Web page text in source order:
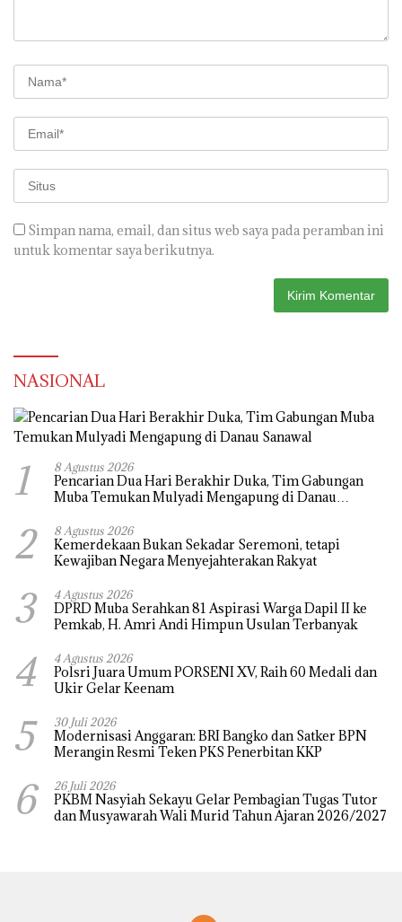
Simpan nama, email, dan situs web saya pada peramban ini
untuk komentar saya berikutnya.
NASIONAL
1 8 Agustus 2026
Pencarian Dua Hari Berakhir Duka, Tim Gabungan
Muba Temukan Mulyadi Mengapung di Danau
2 8 Agustus 2026
Kemerdekaan Bukan Sekadar Seremoni, tetapi
Kewajiban Negara Menyejahterakan Rakyat
3 4 Agustus 2026
DPRD Muba Serahkan 81 Aspirasi Warga Dapil II ke
Pemkab, H. Amri Andi Himpun Usulan Terbanyak
4 4 Agustus 2026
Polsri Juara Umum PORSENI XV, Raih 60 Medali dan
Ukir Gelar Keenam
5 30 Juli 2026
Modernisasi Anggaran: BRI Bangko dan Satker BPN
Merangin Resmi Teken PKS Penerbitan KKP
6 26 Juli 2026
PKBM Nasyiah Sekayu Gelar Pembagian Tugas Tutor
dan Musyawarah Wali Murid Tahun Ajaran 2026/2027